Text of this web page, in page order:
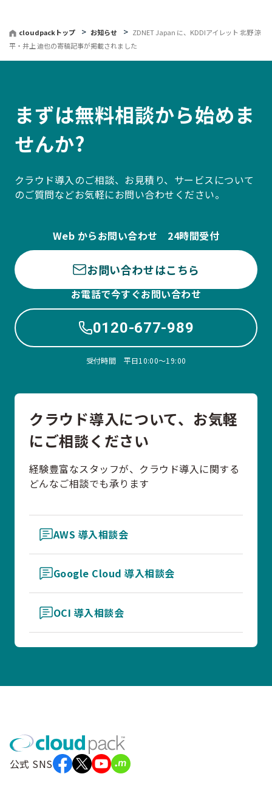
cloudpackトップ お知らせ
ZDNET Japan に、KDDIアイレット 北野 涼
平・井上 迪也の寄稿記事が掲載されました
まずは無料相談から始めま
せんか?
クラウド導入のご相談、お見積り、サービスについて
のご質問などお気軽にお問い合わせください。
Web からお問い合わせ 24時間受付
お問い合わせはこちら
お電話で今すぐお問い合わせ
0120-677-989
受付時間 平日10:00〜19:00
クラウド導入について、お気軽
にご相談ください
経験豊富なスタッフが、クラウド導入に関する
どんなご相談でも承ります
AWS 導入相談会
Google Cloud 導入相談会
OCI 導入相談会
公式 SNS